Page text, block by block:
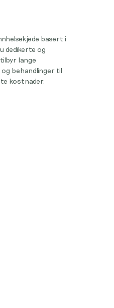
basert i
dedikerte og
lange
behandlinger til
kostnader.